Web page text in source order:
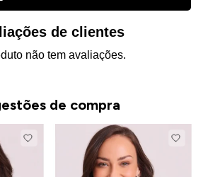
de clientes
não tem avaliações.
de compra